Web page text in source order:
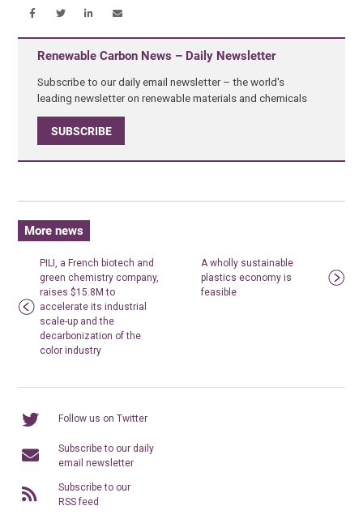
Renewable Carbon News – Daily Newsletter
Subscribe to our daily email newsletter – the world's
leading newsletter on renewable materials and chemicals
SUBSCRIBE
More news
PILI, a French biotech and
green chemistry company,
raises $15.8M to
accelerate its industrial
scale-up and the
decarbonization of the
color industry
A wholly sustainable
plastics economy is
feasible
Follow us on Twitter
Subscribe to our daily
email newsletter
Subscribe to our
RSS feed